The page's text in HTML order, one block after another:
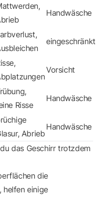
Handwäsche
eingeschränkt
Vorsicht
Risse
Handwäsche
Abrieb
Handwäsche
das Geschirr trotzdem
die
helfen einige